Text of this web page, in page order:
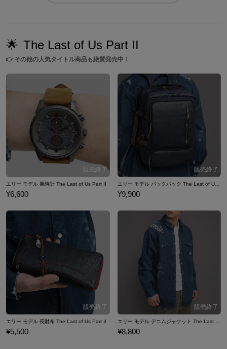
🌟 The Last of Us Part II
👉その他の人気タイトル商品も絶賛発売中！
エリー モデル 腕時計 The Last of Us Part II
¥6,600
エリー モデル バックパック The Last of Us Part II
¥9,900
エリー モデル 長財布 The Last of Us Part II
¥5,500 ¥8,800